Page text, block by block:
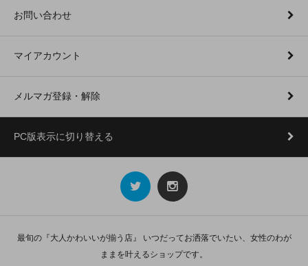
お問い合わせ
マイアカウント
メルマガ登録・解除
PC版表示に切り替える
最旬の『大人かわいいが揃う店』 いつだってお洒落でいたい、女性のわが
ままを叶えるショップです。